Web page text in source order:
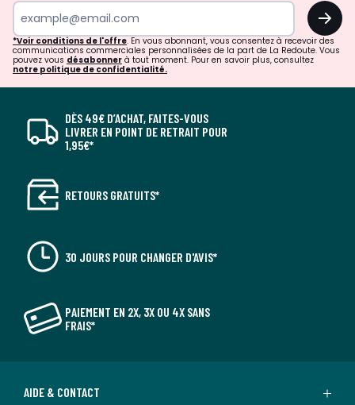
OK
*Voir conditions de l'offre. En vous abonnant, vous consentez à recevoir des
communications commerciales personnalisées de la part de La Redoute. Vous
pouvez vous désabonner à tout moment. Pour en savoir plus, consultez
notre politique de confidentialité.
DÈS 49€ D’ACHAT, FAITES-VOUS
LIVRER EN POINT DE RETRAIT POUR
1,95€*
RETOURS GRATUITS*
30 JOURS POUR CHANGER D'AVIS*
PAIEMENT EN 2X, 3X OU 4X SANS
FRAIS*
AIDE & CONTACT